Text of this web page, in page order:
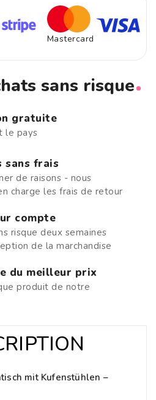
Mastercard
sans risque
gratuite
le pays
sans frais
de raisons - nous
charge les frais de retour
compte
risque deux semaines
de la marchandise
du meilleur prix
produit de notre
mit Kufenstühlen –